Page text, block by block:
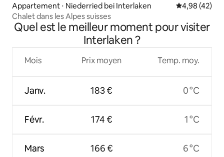
Appartement ⋅ Niederried bei Interlaken Évaluation
4,98 (42)
Chalet dans les Alpes suisses
Quel est le meilleur moment pour visiter
Interlaken ?
Mois
Janv.
Févr.
Mars
Prix moyen
183 €
174 €
166 €
Temp. moy.
0 °C
1 °C
6 °C